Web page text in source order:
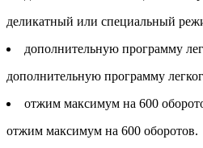
деликатный или специальный
дополнительную программу
дополнительную программу
отжим максимум на 600
отжим максимум на 600 оборотов.